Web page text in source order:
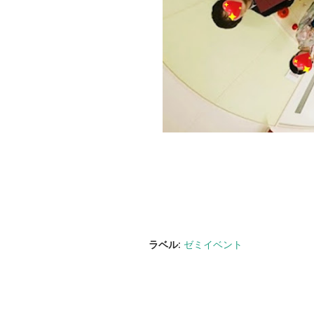
ラベル: ゼミイベント